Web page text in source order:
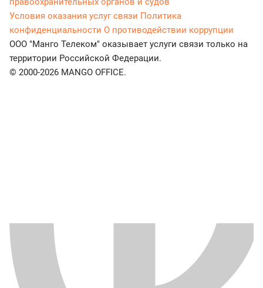
Условия оказания услуг связи Политика
конфиденциальности О противодействии коррупции
ООО "Манго Телеком" оказывает услуги связи только на
территории Российской Федерации.
© 2000-2026 MANGO OFFICE.